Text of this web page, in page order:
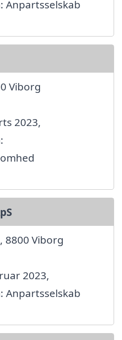
Anpartsselskab
Viborg
2023,
8800 Viborg
2023,
Anpartsselskab